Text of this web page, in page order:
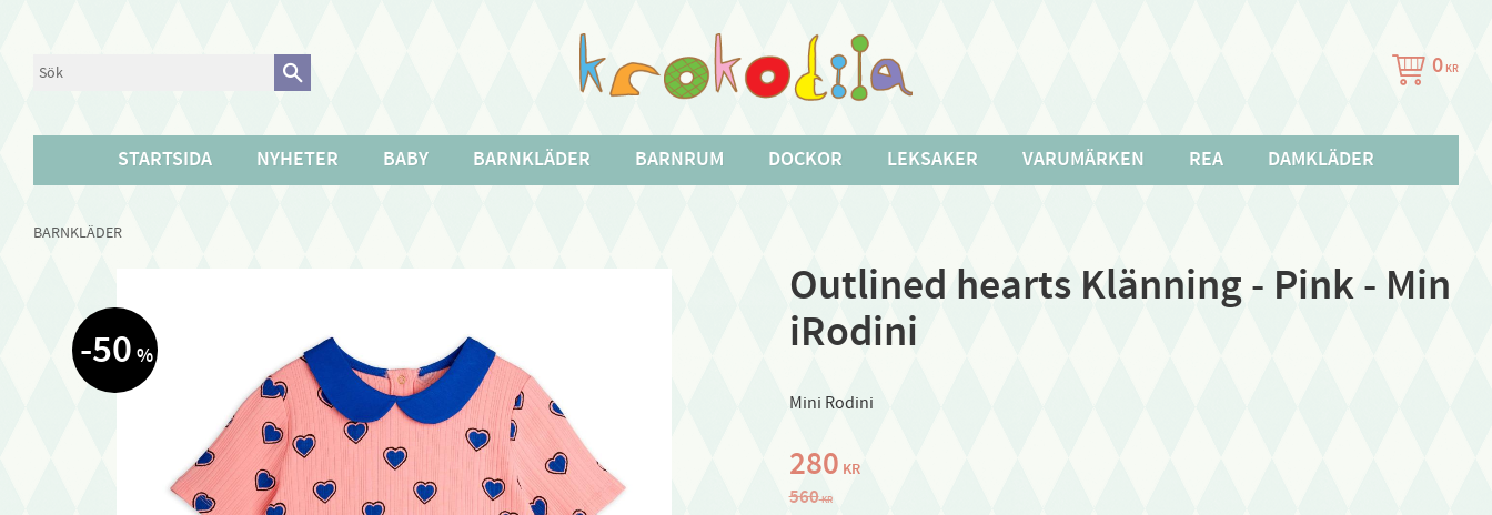
0 KR
STARTSIDA NYHETER BABY BARNKLÄDER BARNRUM DOCKOR LEKSAKER VARUMÄRKEN REA DAMKLÄDER
BARNKLÄDER
Outlined hearts Klänning - Pink - Min
iRodini
Mini Rodini
50 %
Nedsatt pris:
280 KR
Ordinarie pris:
560KR